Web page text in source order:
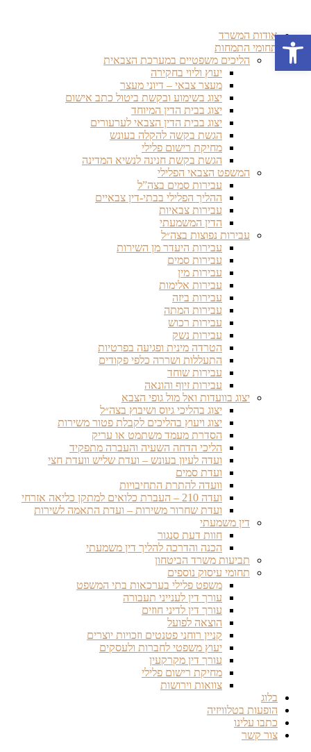
אודות המשרד
תחומי התמחות
הליכים משפטיים במערכת הצבאית
יעוץ וליוי בחקירה
מעצר צבאי – דיוני מעצר
יצוג בשימוע ובקשת ביטול כתב אישום
יצוג בבית הדין המיוחד
יצוג בבית הדין הצבאי לערעורים
הגשת בקשה להקלה בעונש
מחיקת רישום פלילי
הגשת בקשת חנינה לנשיא המדינה
המשפט הצבאי הפלילי
עבירות סמים בצה”ל
ההליך הפלילי בבתי-דין צבאיים
עבירות צבאיות
הדין המשמעתי
עבירות נפוצות בצה״ל
עבירות היעדר מן השירות
עבירות סמים
עבירות מין
עבירות אלימות
עבירות ביזה
עבירות המתה
עבירות רכוש
עבירות נשק
הטרדה מינית ופגיעה בפרטיות
התעללות ושררה כלפי פקודים
עבירות שוחד
עבירות זיוף והונאה
יצוג בוועדות ואל מול גופי הצבא
יצוג בהליכי גיוס ושיבוץ בצה״ל
יצוג ויעוץ בהליכים לקבלת פטור משירות
הסדרת מעמד משתמט או עריק
הליכי הדחה השעיה והעברה מתפקיד
ועדה לעיון בעונש – ועדת שליש וועדת חצי
ועדת סמים
וועדה להתרת התחיבויות
ועדה 210 – העברת כלואים למתקן כליאה אזרחי
ועדת שחרור משירות – ועדת התאמה לשירות
דין משמעתי
חוות דעת סנגור
הכנה והדרכה להליך דין משמעתי
תביעות משרד הביטחון
תחומי עיסוק נוספים
משפט פלילי בערכאות בתי המשפט
עורך דין לענייני תעבורה
עורך דין לדיני חוזים
הוצאה לפועל
קניין רוחני פטנטים וזכויות יוצרים
יעוץ משפטי לחברות ולעסקים
עורך דין מקרקעין
מחיקת רישום פלילי
צוואות וירושות
בלוג
הופעות בטלוויזיה
כתבו עלינו
צור קשר
פתח סרגל נגישות